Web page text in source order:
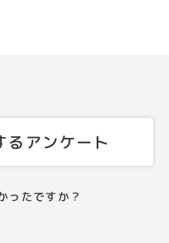
るアンケート
ったですか？